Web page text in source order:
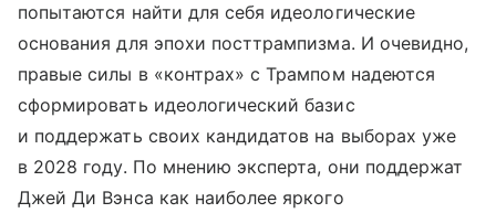
попытаются найти для себя идеологические
основания для эпохи посттрампизма. И очевидно,
правые силы в «контрах» с Трампом надеются
сформировать идеологический базис
и поддержать своих кандидатов на выборах уже
в 2028 году. По мнению эксперта, они поддержат
Джей Ди Вэнса как наиболее яркого